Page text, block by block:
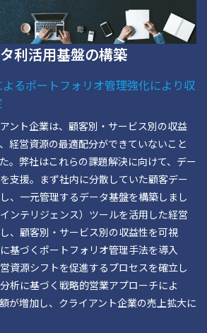
利活用基盤の構築
るポートフォリオ管理強化により収
ント企業は、顧客別・サービス別の収益
経営資源の最適配分ができていないこと
。弊社はこれらの課題解決に向けて、デー
支援。まず社内に分散していた顧客デー
、一元管理するデータ基盤を構築しまし
ンテリジェンス）ツールを活用した経営
、顧客別・サービス別の収益性を可視
基づくポートフォリオ管理手法を導入
資源シフトを促進するプロセスを確立し
析に基づく戦略的営業アプローチによ
が増加し、クライアント企業の売上拡大に